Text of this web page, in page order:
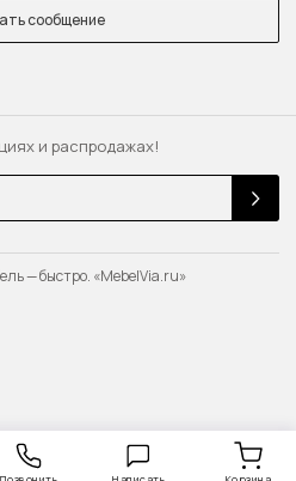
и распродажах!
сообщение
— быстро. «MebelVia.ru»